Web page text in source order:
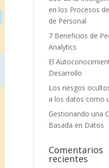
en los Procesos
de Personal
7 Beneficios de
Analytics
El
Desarrollo
Los riesgos
a los datos como
Gestionando una
Basada en Datos
Comentarios
recientes